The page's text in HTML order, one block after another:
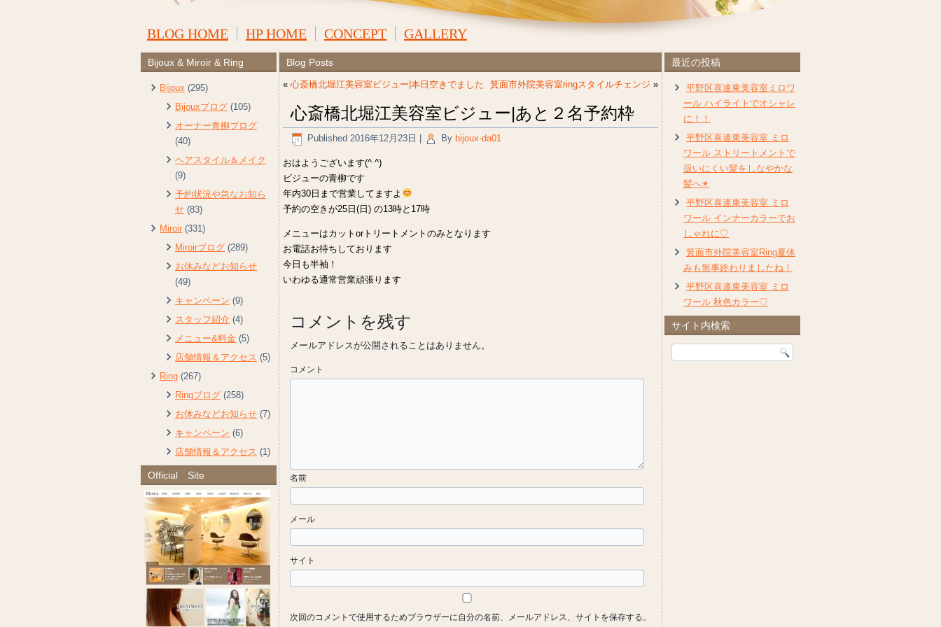
BLOG HOME HP HOME CONCEPT GALLERY
Bijoux & Miroir & Ring
Bijoux (295)
Bijouxブログ (105)
オーナー青柳ブログ
(40)
ヘアスタイル＆メイク
(9)
予約状況や急なお知ら
せ (83)
Miroir (331)
Miroirブログ (289)
お休みなどお知らせ
(49)
キャンペーン (9)
スタッフ紹介 (4)
メニュー&料金 (5)
店舗情報＆アクセス (5)
Ring (267)
Ringブログ (258)
お休みなどお知らせ (7)
キャンペーン (6)
店舗情報＆アクセス (1)
Official Site
Blog Posts
« 心斎橋北堀江美容室ビジュー|本日空きでました 箕面市外院美容室ringスタイルチェンジ »
心斎橋北堀江美容室ビジュー|あと２名予約枠
Published 2016年12月23日 By bijoux-da01
おはようございます(^ ^)
ビジューの青柳です
年内30日まで営業してますよ
予約の空きが25日(日) の13時と17時
メニューはカットorトリートメントのみとなります
お電話お待ちしております
今日も半袖！
いわゆる通常営業頑張ります
コメントを残す
メールアドレスが公開されることはありません。
コメント
名前
メール
サイト
次回のコメントで使用するためブラウザーに自分の名前、メールアドレス、サイトを保存する。
最近の投稿
平野区喜連東美容室ミロワ
ール ハイライトでオシャレ
に！！
平野区喜連東美容室 ミロ
ワール ストリートメントで
扱いにくい髪をしなやかな
髪へ✴︎
平野区喜連東美容室 ミロ
ワール インナーカラーでお
しゃれに♡
箕面市外院美容室Ring夏休
みも無事終わりましたね！
平野区喜連東美容室 ミロ
ワール 秋色カラー♡
サイト内検索